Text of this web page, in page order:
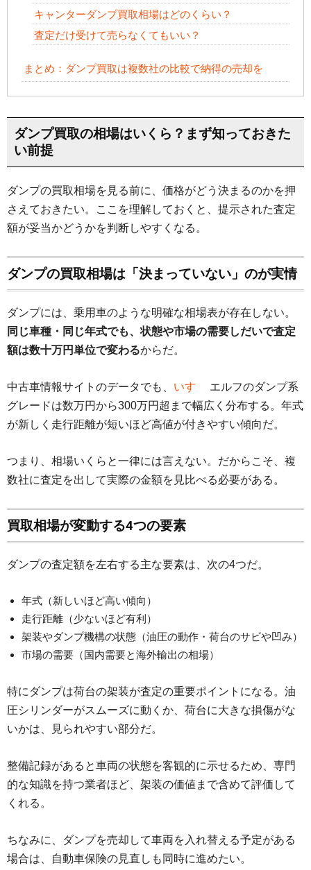
キャンターダンプ買取相場はどのくらい？
査定だけ受けて売らなくてもいい？
まとめ：ダンプ買取は複数社の比較で納得の売却を
ダンプ買取の相場はいくら？まず知っておきた
い前提
ダンプの買取相場を見る前に、価格がどう決まるのかを押
さえておきたい。ここを理解しておくと、提示された査定
額が妥当かどうかを判断しやすくなる。
ダンプの買取相場は「決まっていない」のが実情
ダンプには、乗用車のような明確な相場表が存在しない。
同じ車種・同じ年式でも、状態や市場の需要しだいで査定
額は数十万円単位で変わるからだ。
中古車情報サイトのデータでも、 いすゞ
エルフのダンプ系
グレードは数万円から300万円超まで幅広く分布する。年式
が新しく走行距離が短いほど高値が付きやすい傾向だ。
つまり、相場いくらと一律には言えない。だからこそ、複
数社に査定を出して実際の金額を見比べる必要がある。
買取相場が変動する4つの要素
ダンプの査定額を左右する主な要素は、次の4つだ。
年式（新しいほど高い傾向）
走行距離（少ないほど有利）
架装やダンプ機構の状態（油圧の動作・荷台のサビや凹み）
市場の需要（国内需要と海外輸出の相場）
特にダンプは荷台の架装が査定の重要ポイントになる。油
圧シリンダーがスムーズに動くか、荷台に大きな損傷がな
いかは、見られやすい部分だ。
整備記録があると車両の状態を客観的に示せるため、専門
的な知識を持つ業者ほど、架装の価値まで含めて評価して
くれる。
ちなみに、ダンプを売却して車両を入れ替える予定がある
場合は、自動車保険の見直しも同時に進めたい。